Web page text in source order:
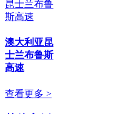
澳大利亚昆
士兰布鲁斯
高速
查看更多 >